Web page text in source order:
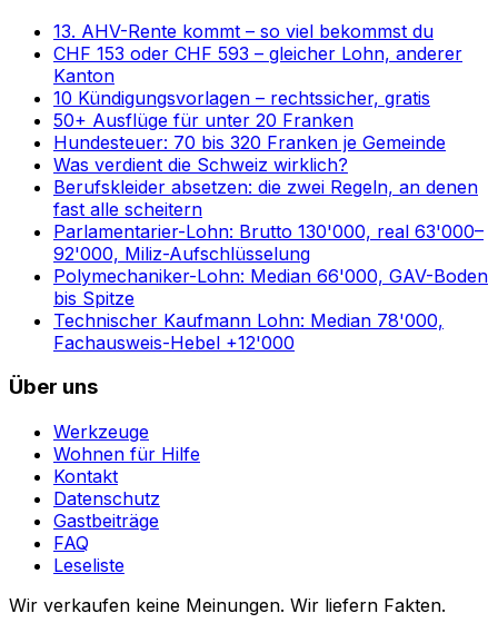
13. AHV-Rente kommt – so viel bekommst du
CHF 153 oder CHF 593 – gleicher Lohn, anderer
Kanton
10 Kündigungsvorlagen – rechtssicher, gratis
50+ Ausflüge für unter 20 Franken
Hundesteuer: 70 bis 320 Franken je Gemeinde
Was verdient die Schweiz wirklich?
Berufskleider absetzen: die zwei Regeln, an denen
fast alle scheitern
Parlamentarier-Lohn: Brutto 130'000, real 63'000–
92'000, Miliz-Aufschlüsselung
Polymechaniker-Lohn: Median 66'000, GAV-Boden
bis Spitze
Technischer Kaufmann Lohn: Median 78'000,
Fachausweis-Hebel +12'000
Über uns
Werkzeuge
Wohnen für Hilfe
Kontakt
Datenschutz
Gastbeiträge
FAQ
Leseliste
Wir verkaufen keine Meinungen. Wir liefern Fakten.